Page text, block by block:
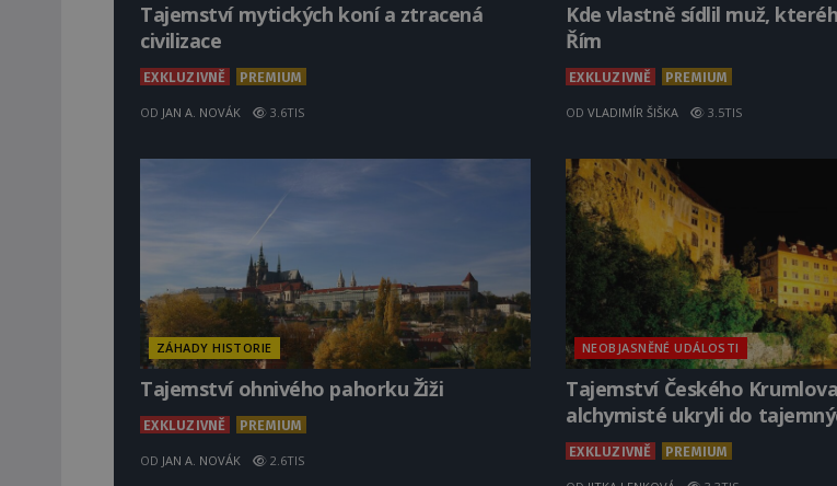
Tajemství mytických koní a ztracená
civilizace
EXKLUZIVNĚ PREMIUM
OD JAN A. NOVÁK 3.6TIS
Kde vlastně sídlil muž,
Řím
EXKLUZIVNĚ PREMIUM
OD VLADIMÍR ŠIŠKA 3.5TIS
ZÁHADY HISTORIE
Tajemství ohnivého pahorku Žiži
EXKLUZIVNĚ PREMIUM
OD JAN A. NOVÁK 2.6TIS
NEOBJASNĚNÉ UDÁLOSTI
Tajemství Českého
alchymisté ukryli do
EXKLUZIVNĚ PREMIUM